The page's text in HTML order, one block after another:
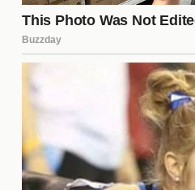
¿Qué
fuga de
La fuga de
consecuencias financieras
apoyo económico de
enfrentar dificultades